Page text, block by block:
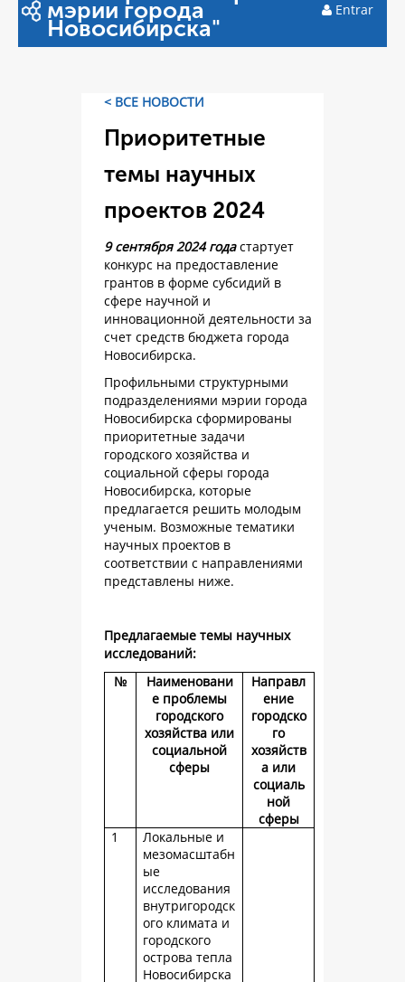
мэрии города
Новосибирска"
Entrar
< ВСЕ НОВОСТИ
Приоритетные
темы научных
проектов 2024
9 сентября 2024 годастартует
конкурс на предоставление
грантов в форме субсидий в
сфере научной и
инновационной деятельности за
счет средств бюджета города
Новосибирска.
Профильными структурными
подразделениями мэрии города
Новосибирска сформированы
приоритетные задачи
городского хозяйства и
социальной сферы города
Новосибирска, которые
предлагается решить молодым
ученым. Возможные тематики
научных проектов в
соответствии с направлениями
представлены ниже.
Предлагаемые темы научных
исследований:
№
Наименовани
е проблемы
городского
хозяйства или
социальной
сферы
Направл
ение
городско
го
хозяйств
а или
социаль
ной
сферы
1
Локальные и
мезомасштабн
ые
исследования
внутригородск
ого климата и
городского
острова тепла
Новосибирска